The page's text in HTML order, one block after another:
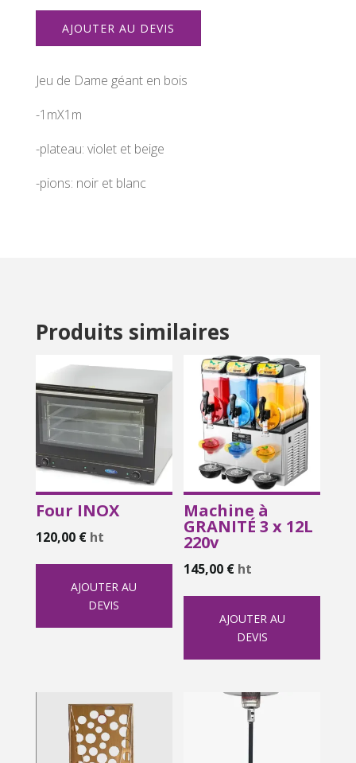
de
Dame
géant
bois
AJOUTER AU DEVIS
Jeu de Dame géant en bois
-1mX1m
-plateau: violet et beige
-pions: noir et blanc
Produits similaires
Four INOX
120,00 € ht
AJOUTER AU
DEVIS
Machine à
GRANITÉ 3 x 12L
220v
145,00 € ht
AJOUTER AU
DEVIS